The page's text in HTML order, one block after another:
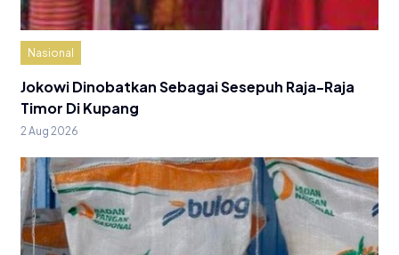
Nasional
Jokowi Dinobatkan Sebagai Sesepuh Raja-Raja
Timor Di Kupang
2 Aug 2026